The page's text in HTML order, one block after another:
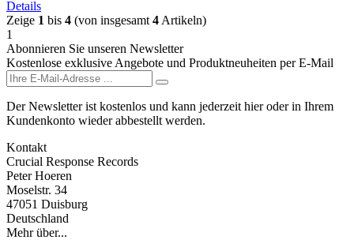
Details
Zeige 1 bis 4 (von insgesamt 4 Artikeln)
1
Abonnieren Sie unseren Newsletter
Kostenlose exklusive Angebote und Produktneuheiten per E-Mail
Der Newsletter ist kostenlos und kann jederzeit hier oder in Ihrem
Kundenkonto wieder abbestellt werden.
Kontakt
Crucial Response Records
Peter Hoeren
Moselstr. 34
47051 Duisburg
Deutschland
Mehr über...